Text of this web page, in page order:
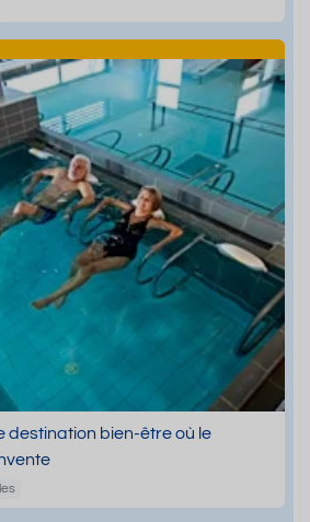
destination bien-être où le